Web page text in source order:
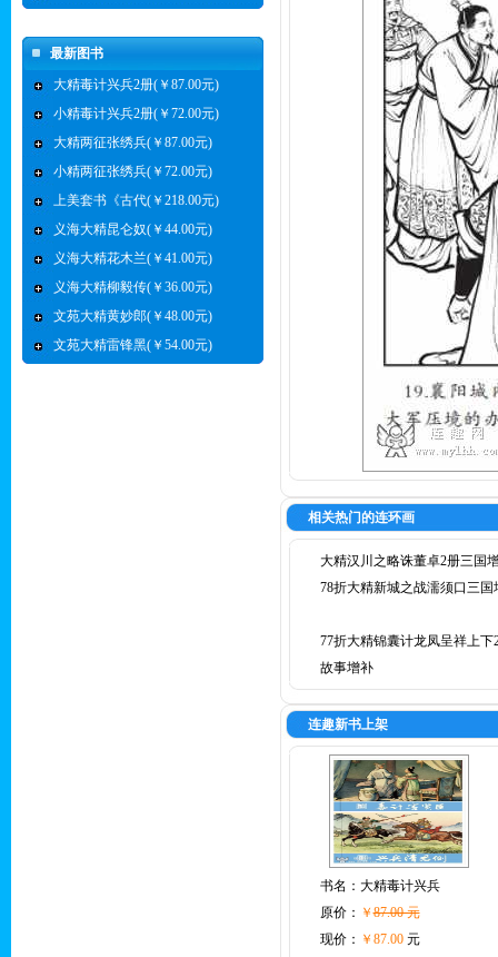
最新图书
大精毒计兴兵2册(￥87.00元)
小精毒计兴兵2册(￥72.00元)
大精两征张绣兵(￥87.00元)
小精两征张绣兵(￥72.00元)
上美套书《古代(￥218.00元)
义海大精昆仑奴(￥44.00元)
义海大精花木兰(￥41.00元)
义海大精柳毅传(￥36.00元)
文苑大精黄妙郎(￥48.00元)
文苑大精雷锋黑(￥54.00元)
相关热门的连环画
大精汉川之略诛董卓2册三国
78折大精新城之战濡须口三国
77折大精锦囊计龙凤呈祥上下
故事增补
连趣新书上架
书名： 大精毒计兴兵
原价： ￥87.00 元
现价： ￥87.00元